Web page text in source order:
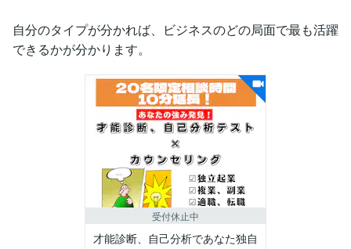
自分のタイプが分かれば、ビジネスのどの局面で最も活躍
できるかが分かります。
受付休止中
才能診断、自己分析であなた独自